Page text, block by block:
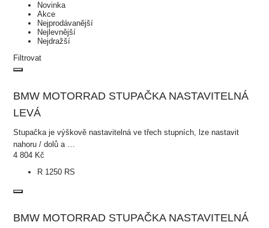
Novinka
Akce
Nejprodávanější
Nejlevnější
Nejdražší
Filtrovat
BMW MOTORRAD STUPAČKA NASTAVITELNÁ
LEVÁ
Stupačka je výškově nastavitelná ve třech stupních, lze nastavit
nahoru / dolů a …
4 804 Kč
R 1250 RS
BMW MOTORRAD STUPAČKA NASTAVITELNÁ